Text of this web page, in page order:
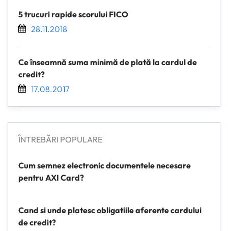
5 trucuri rapide scorului FICO
28.11.2018
Ce înseamnă suma minimă de plată la cardul de
credit?
17.08.2017
ÎNTREBĂRI POPULARE
Cum semnez electronic documentele necesare
pentru AXI Card?
Cand si unde platesc obligatiile aferente cardului
de credit?